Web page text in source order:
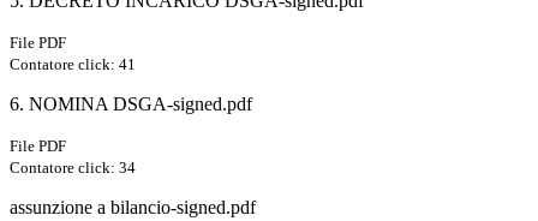
File PDF
Contatore click: 41
6. NOMINA DSGA-signed.pdf
File PDF
Contatore click: 34
assunzione a bilancio-signed.pdf